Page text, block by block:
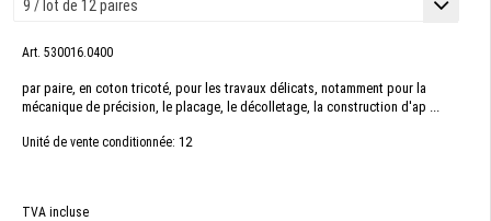
Art. 530016.0400
par paire, en coton tricoté, pour les travaux délicats, notamment pour la
mécanique de précision, le placage, le décolletage, la construction d'ap ...
Unité de vente conditionnée: 12
TVA incluse